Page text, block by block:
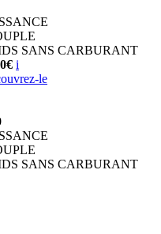
SANS CARBURANT
i
le
SANS CARBURANT